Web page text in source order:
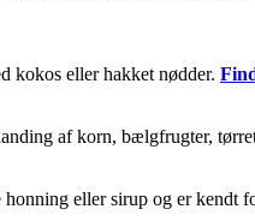
kokos eller hakket nødder.
af korn, bælgfrugter,
eller sirup og er kendt